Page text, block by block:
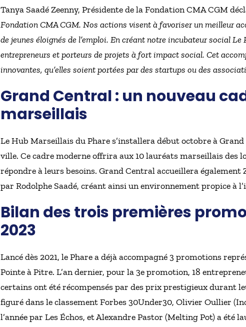
Tanya Saadé Zeenny, Présidente de la Fondation CMA CGM
Fondation CMA CGM. Nos actions visent à favoriser un meilleur
de jeunes éloignés de l’emploi. En créant notre incubateur social
entrepreneurs et porteurs de projets à fort impact social. Cet
innovantes, qu’elles soient portées par des startups ou des
Grand Central : un nouveau
marseillais
Le Hub Marseillais du Phare s’installera début octobre à
ville. Ce cadre moderne offrira aux 10 lauréats marseillais des
répondre à leurs besoins. Grand Central accueillera
par Rodolphe Saadé, créant ainsi un environnement propice à
Bilan des trois premières
2023
Lancé dès 2021, le Phare a déjà accompagné 3 promotions
Pointe à Pitre. L’an dernier, pour la 3e promotion, 18
certains ont été récompensés par des prix prestigieux durant
figuré dans le classement Forbes 30Under30, Olivier Oullier
l’année par Les Échos, et Alexandre Pastor (Melting Pot) a été